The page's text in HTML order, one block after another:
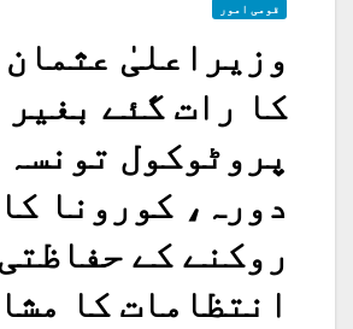
قومی امور
وزیراعلیٰ عثمان
کا رات گئے بغیر
پروٹوکول تونسہ
دورہ، کورونا کا
روکنے کے حفاظتی
انتظامات کا